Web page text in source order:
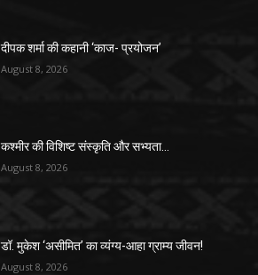
दीपक शर्मा की कहानी ‘काज- प्रयोजन’
August 8, 2026
कश्मीर की विशिष्ट संस्कृति और सभ्यता…
August 8, 2026
डॉ. मुकेश ‘असीमित’ का व्यंग्य-आहा ग्राम्य जीवन!
August 8, 2026